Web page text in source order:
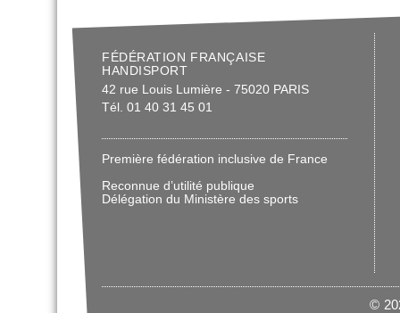
FÉDÉRATION FRANÇAISE
HANDISPORT
42 rue Louis Lumière - 75020 PARIS
Tél. 01 40 31 45 01
Première fédération inclusive de France
Reconnue d’utilité publique
Délégation du Ministère des sports
©